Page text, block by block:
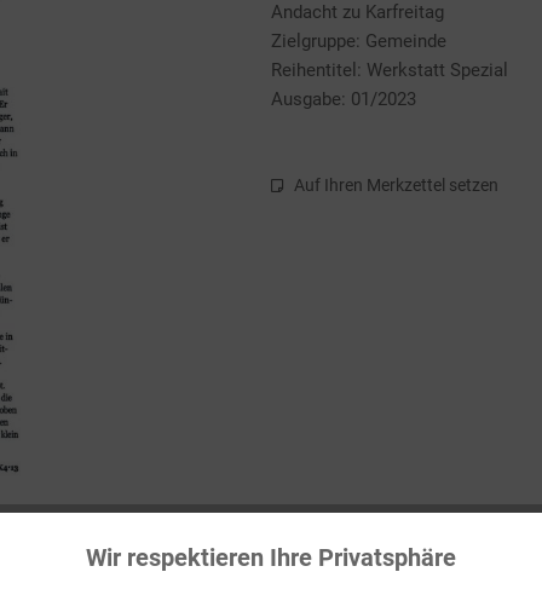
Andacht zu Karfreitag
Zielgruppe: Gemeinde
Reihentitel: Werkstatt Spezial
Ausgabe: 01/2023
Auf Ihren Merkzettel setzen
Wir respektieren Ihre Privatsphäre